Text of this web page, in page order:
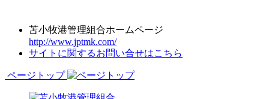
苫小牧港管理組合ホームページ
http://www.jptmk.com/
サイトに関するお問い合せはこちら
ページトップ